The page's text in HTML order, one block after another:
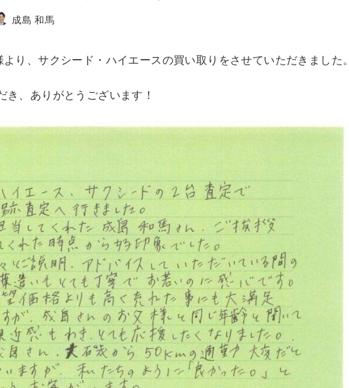
成島 和馬
り、サクシード・ハイエースの買い取りをさせていただきました。
き、ありがとうございます！